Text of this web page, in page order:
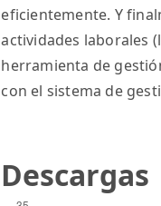
eficientemente. Y
actividades laborales
herramienta de
con el sistema de
Descargas